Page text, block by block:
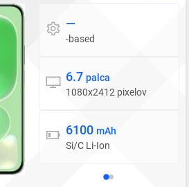
Operačný systém
—
-based
Displej
6.7 palca
1080x2412 pixelov
Batéria
6100 mAh
Si/C Li-Ion